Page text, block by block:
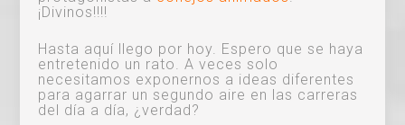
¡Divinos!!!!
Hasta aquí llego por hoy. Espero que se haya
entretenido un rato. A veces solo
necesitamos exponernos a ideas diferentes
para agarrar un segundo aire en las carreras
del día a día, ¿verdad?